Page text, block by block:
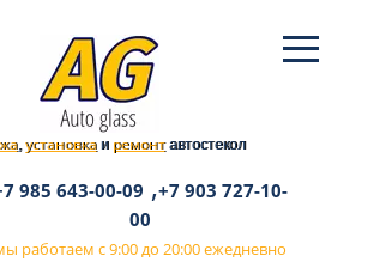
,установкаи ремонтавтостекол
985 643-00-09 ,+7 903 727-10-
00
работаем с 9:00 до 20:00 ежедневно